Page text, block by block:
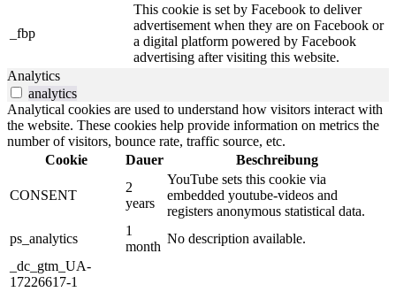
_fbp
This cookie is set by Facebook to deliver
advertisement when they are on Facebook or
a digital platform powered by Facebook
advertising after visiting this website.
Analytics
analytics
Analytical cookies are used to understand how visitors interact with
the website. These cookies help provide information on metrics the
number of visitors, bounce rate, traffic source, etc.
Cookie
Dauer Beschreibung
CONSENT
2
years
YouTube sets this cookie via
embedded youtube-videos and
registers anonymous statistical data.
ps_analytics
1
month
No description available.
_dc_gtm_UA-
17226617-1